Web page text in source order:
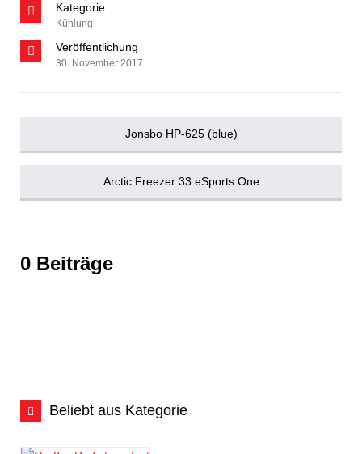
Kategorie
Kühlung
Veröffentlichung
30. November 2017
Jonsbo HP-625 (blue)
Arctic Freezer 33 eSports One
0 Beiträge
Beliebt aus Kategorie